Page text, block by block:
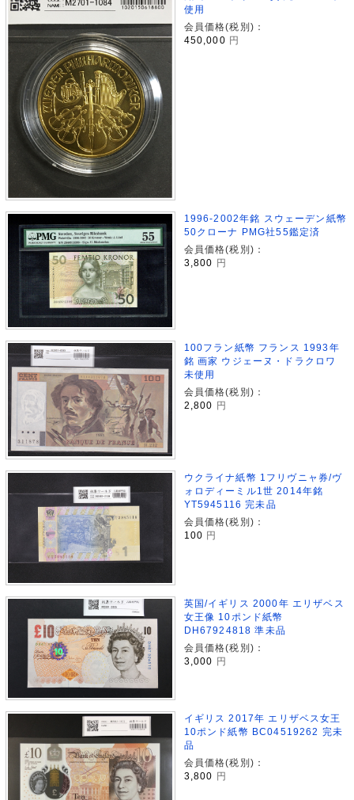
使用
会員価格(税別)：
450,000 円
1996-2002年銘 スウェーデン紙幣
50クローナ PMG社55鑑定済
会員価格(税別)：
3,800
円
100フラン紙幣 フランス 1993年
銘 画家 ウジェーヌ・ドラクロワ
未使用
会員価格(税別)：
2,800 円
ウクライナ紙幣 1フリヴニャ券/ヴ
ォロディーミル1世 2014年銘
YT5945116 完未品
会員価格(税別)：
100 円
英国/イギリス 2000年 エリザベス
女王像 10ポンド紙幣
DH67924818 準未品
会員価格(税別)：
3,000 円
イギリス 2017年 エリザベス女王
10ポンド紙幣 BC04519262 完未
品
会員価格(税別)：
3,800
円